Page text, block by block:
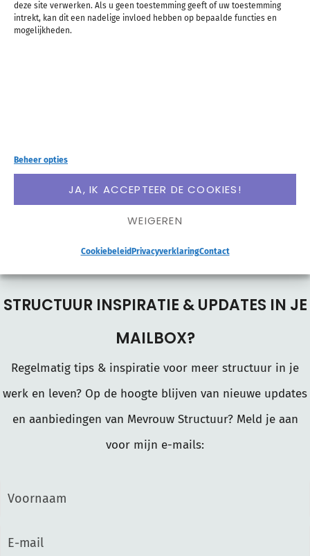
deze site verwerken. Als u geen toestemming geeft of uw toestemming
intrekt, kan dit een nadelige invloed hebben op bepaalde functies en
mogelijkheden.
Beheer opties
JA, IK ACCEPTEER DE COOKIES!
WEIGEREN
Cookiebeleid PrivacyverklaringContact
ervoor dat je motivatie blijft houden en niet
LEES VERDER
STRUCTUUR INSPIRATIE & UPDATES IN JE
MAILBOX?
Regelmatig tips & inspiratie voor meer structuur in je
werk en leven? Op de hoogte blijven van nieuwe updates
en aanbiedingen van Mevrouw Structuur? Meld je aan
voor mijn e-mails: